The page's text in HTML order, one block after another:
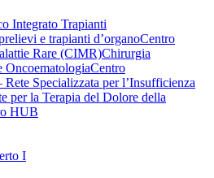
Integrato Trapianti
e trapianti d’organoCentro
Rare (CIMR)Chirurgia
OncoematologiaCentro
Specializzata per l’Insufficienza
per la Terapia del Dolore della
HUB
I